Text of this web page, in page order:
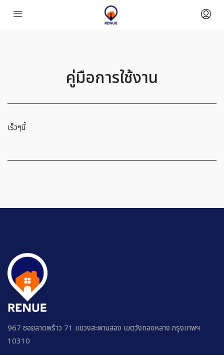
คู่มือการใช้งาน
เร็วๆนี้
967 ซอยลาดพร้าว 71 แขวงสะพานสอง เขตวังทองหลาง กรุงเทพฯ
10310